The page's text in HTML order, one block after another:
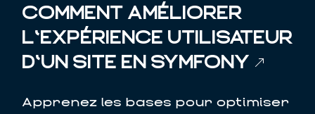
COMMENT AMÉLIORER
L'EXPÉRIENCE UTILISATEUR
D'UN SITE EN SYMFONY
Apprenez les bases pour optimiser